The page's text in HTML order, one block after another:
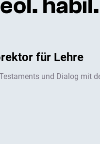
für Lehre
und Dialog mit